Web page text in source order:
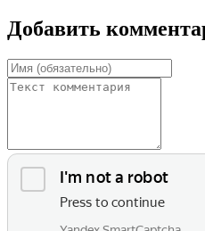
Добавить